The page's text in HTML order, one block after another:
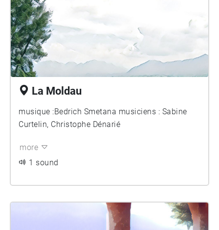
La Moldau
musique :Bedrich Smetana musiciens : Sabine
Curtelin, Christophe Dénarié
more
1 sound